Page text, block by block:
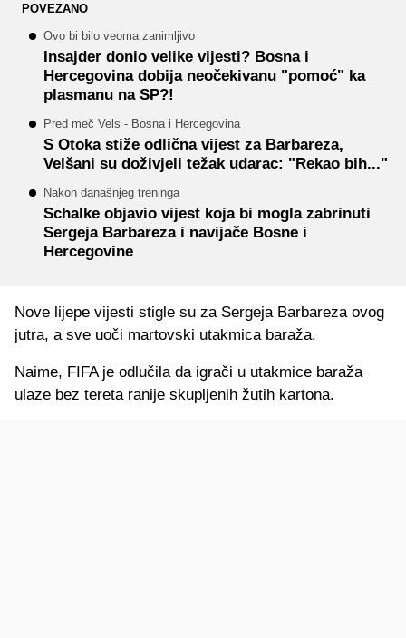
POVEZANO
Ovo bi bilo veoma zanimljivo
Insajder donio velike vijesti? Bosna i
Hercegovina dobija neočekivanu "pomoć" ka
plasmanu na SP?!
Pred meč Vels - Bosna i Hercegovina
S Otoka stiže odlična vijest za Barbareza,
Velšani su doživjeli težak udarac: "Rekao bih..."
Nakon današnjeg treninga
Schalke objavio vijest koja bi mogla zabrinuti
Sergeja Barbareza i navijače Bosne i
Hercegovine
Nove lijepe vijesti stigle su za Sergeja Barbareza ovog
jutra, a sve uoči martovski utakmica baraža.
Naime, FIFA je odlučila da igrači u utakmice baraža
ulaze bez tereta ranije skupljenih žutih kartona.